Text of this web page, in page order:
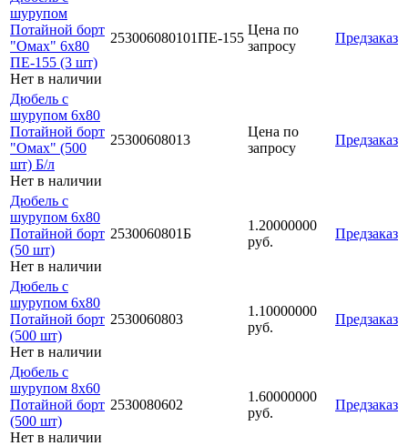
шурупом
Потайной борт
"Омах" 6х80
ПЕ-155 (3 шт)
Нет в наличии
253006080101ПЕ-155
Цена по
запросу
Предзаказ
Дюбель с
шурупом 6х80
Потайной борт
"Омах" (500
шт) Б/л
Нет в наличии
25300608013
Цена по
запросу
Предзаказ
Дюбель с
шурупом 6х80
Потайной борт
(50 шт)
Нет в наличии
2530060801Б
1.20000000
руб.
Предзаказ
Дюбель с
шурупом 6х80
Потайной борт
(500 шт)
Нет в наличии
2530060803
1.10000000
руб.
Предзаказ
Дюбель с
шурупом 8х60
Потайной борт
(500 шт)
Нет в наличии
2530080602
1.60000000
руб.
Предзаказ